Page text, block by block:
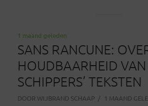
1 maand geleden
SANS RANCUNE:
HOUDBAARHEID
SCHIPPERS’ TEKSTEN
DOOR WIJBRAND SCHAAP
1 MAAND